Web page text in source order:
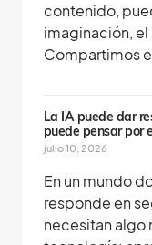
contenido,
imaginación,
Compartimos
La IA puede dar
puede pensar por
julio 10, 2026
En un mundo
responde en
necesitan algo